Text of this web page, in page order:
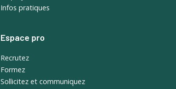
Infos pratiques
Espace pro
Recrutez
Formez
Sollicitez et communiquez